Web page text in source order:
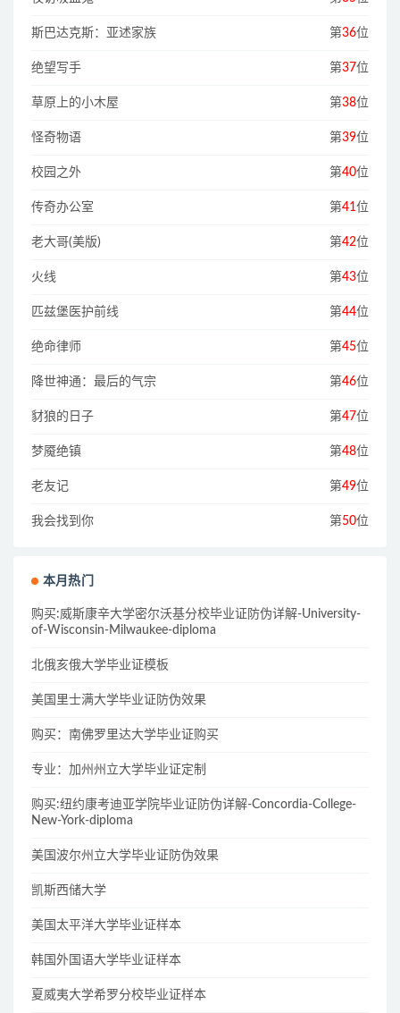
斯巴达克斯：亚述家族 第36位
绝望写手 第37位
草原上的小木屋 第38位
怪奇物语 第39位
校园之外 第40位
传奇办公室 第41位
老大哥(美版) 第42位
火线 第43位
匹兹堡医护前线 第44位
绝命律师 第45位
降世神通：最后的气宗 第46位
豺狼的日子 第47位
梦魇绝镇 第48位
老友记 第49位
我会找到你 第50位
本月热门
购买:威斯康辛大学密尔沃基分校毕业证防伪详解-University-
of-Wisconsin-Milwaukee-diploma
北俄亥俄大学毕业证模板
美国里士满大学毕业证防伪效果
购买：南佛罗里达大学毕业证购买
专业：加州州立大学毕业证定制
购买:纽约康考迪亚学院毕业证防伪详解-Concordia-College-
New-York-diploma
美国波尔州立大学毕业证防伪效果
凯斯西储大学
美国太平洋大学毕业证样本
韩国外国语大学毕业证样本
夏威夷大学希罗分校毕业证样本